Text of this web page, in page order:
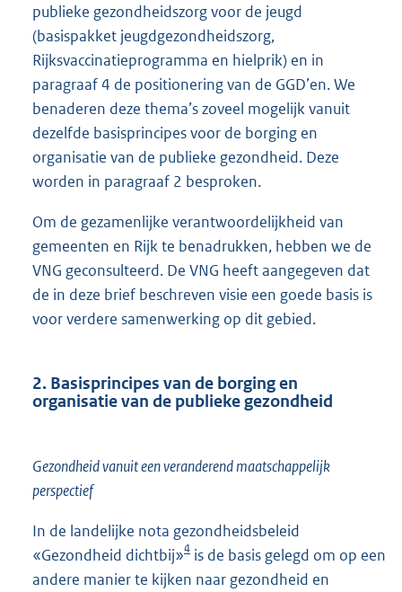
publieke gezondheidszorg voor de jeugd
(basispakket jeugdgezondheidszorg,
Rijksvaccinatieprogramma en hielprik) en in
paragraaf 4 de positionering van de GGD’en. We
benaderen deze thema’s zoveel mogelijk vanuit
dezelfde basisprincipes voor de borging en
organisatie van de publieke gezondheid. Deze
worden in paragraaf 2 besproken.
Om de gezamenlijke verantwoordelijkheid van
gemeenten en Rijk te benadrukken, hebben we de
VNG geconsulteerd. De VNG heeft aangegeven dat
de in deze brief beschreven visie een goede basis is
voor verdere samenwerking op dit gebied.
2. Basisprincipes van de borging en
organisatie van de publieke gezondheid
Gezondheid vanuit een veranderend maatschappelijk
perspectief
In de landelijke nota gezondheidsbeleid
«Gezondheid dichtbij»4 is de basis gelegd om op een
andere manier te kijken naar gezondheid en